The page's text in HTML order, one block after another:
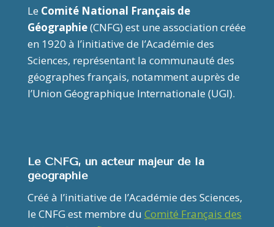
Le Comité National Français de
Géographie(CNFG) est une association créée
en 1920 à l’initiative de l’Académie des
Sciences, représentant la communauté des
géographes français, notamment auprès de
l’Union Géographique Internationale (UGI).
Le CNFG, un acteur majeur de la
géographie
Créé à l’initiative de l’Académie des Sciences,
le CNFG est membre du Comité Français des